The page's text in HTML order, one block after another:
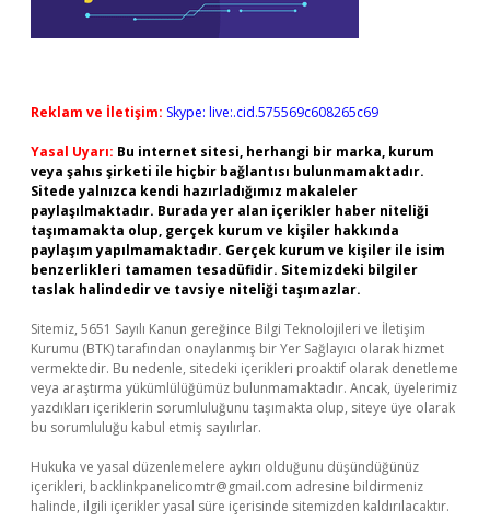
Reklam ve İletişim: Skype: live:.cid.575569c608265c69
Yasal Uyarı: Bu internet sitesi, herhangi bir marka, kurum
veya şahıs şirketi ile hiçbir bağlantısı bulunmamaktadır.
Sitede yalnızca kendi hazırladığımız makaleler
paylaşılmaktadır. Burada yer alan içerikler haber niteliği
taşımamakta olup, gerçek kurum ve kişiler hakkında
paylaşım yapılmamaktadır. Gerçek kurum ve kişiler ile isim
benzerlikleri tamamen tesadüfidir. Sitemizdeki bilgiler
taslak halindedir ve tavsiye niteliği taşımazlar.
Sitemiz, 5651 Sayılı Kanun gereğince Bilgi Teknolojileri ve İletişim
Kurumu (BTK) tarafından onaylanmış bir Yer Sağlayıcı olarak hizmet
vermektedir. Bu nedenle, sitedeki içerikleri proaktif olarak denetleme
veya araştırma yükümlülüğümüz bulunmamaktadır. Ancak, üyelerimiz
yazdıkları içeriklerin sorumluluğunu taşımakta olup, siteye üye olarak
bu sorumluluğu kabul etmiş sayılırlar.
Hukuka ve yasal düzenlemelere aykırı olduğunu düşündüğünüz
içerikleri, backlinkpanelicomtr@gmail.com adresine bildirmeniz
halinde, ilgili içerikler yasal süre içerisinde sitemizden kaldırılacaktır.